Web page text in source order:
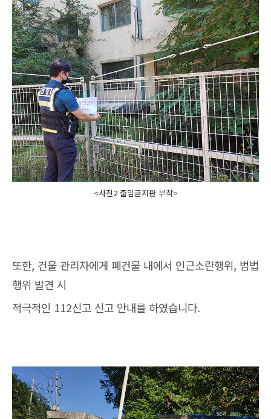
<사진2 출입금지판 부착>
또한, 건물 관리자에게 폐건물 내에서 인근소란행위, 범법
행위 발견 시
적극적인 112신고 신고 안내를 하였습니다.